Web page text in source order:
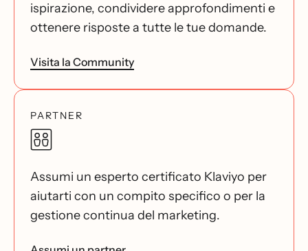
ispirazione, condividere approfondimenti e
ottenere risposte a tutte le tue domande.
Visita la Community
PARTNER
Assumi un esperto certificato Klaviyo per
aiutarti con un compito specifico o per la
gestione continua del marketing.